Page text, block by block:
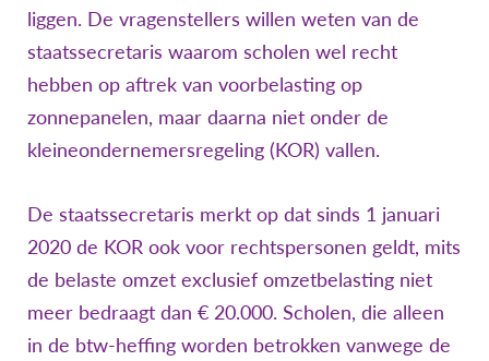
liggen. De vragenstellers willen weten van de
staatssecretaris waarom scholen wel recht
hebben op aftrek van voorbelasting op
zonnepanelen, maar daarna niet onder de
kleineondernemersregeling (KOR) vallen.
De staatssecretaris merkt op dat sinds 1 januari
2020 de KOR ook voor rechtspersonen geldt, mits
de belaste omzet exclusief omzetbelasting niet
meer bedraagt dan € 20.000. Scholen, die alleen
in de btw-heffing worden betrokken vanwege de